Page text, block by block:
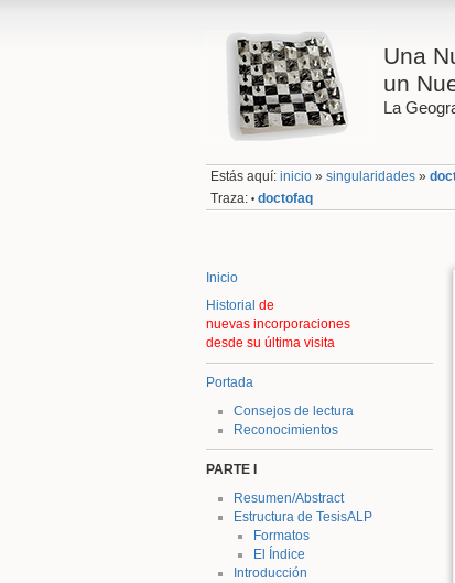
Una
un
La
Estás aquí:inicio »singularidades »
Traza: • doctofaq
Inicio
Historial de
nuevas incorporaciones
desde su última visita
Portada
Consejos de lectura
Reconocimientos
PARTE I
Resumen/Abstract
Estructura de TesisALP
Formatos
El Índice
Introducción